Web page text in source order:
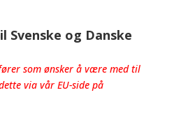
Svenske og Danske
som ønsker å være med til
via vår EU-side på